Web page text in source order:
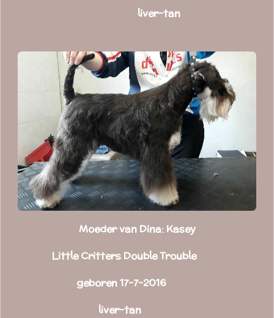
liver-tan
Moeder van Dina: Kasey
Little Critters Double Trouble
geboren 17-7-2016
liver-tan